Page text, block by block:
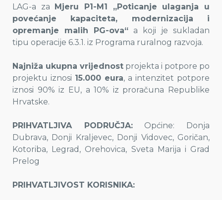
LAG-a za Mjeru P1-M1 „Poticanje ulaganja u
povećanje kapaciteta, modernizacija i
opremanje malih PG-ova“ a koji je sukladan
tipu operacije 6.3.1. iz Programa ruralnog razvoja.
Najniža ukupna vrijednost projekta i potpore po
projektu iznosi 15.000 eura, a intenzitet potpore
iznosi 90% iz EU, a 10% iz proračuna Republike
Hrvatske.
PRIHVATLJIVA PODRUČJA:Općine: Donja
Dubrava, Donji Kraljevec, Donji Vidovec, Goričan,
Kotoriba, Legrad, Orehovica, Sveta Marija i Grad
Prelog
PRIHVATLJIVOST KORISNIKA: